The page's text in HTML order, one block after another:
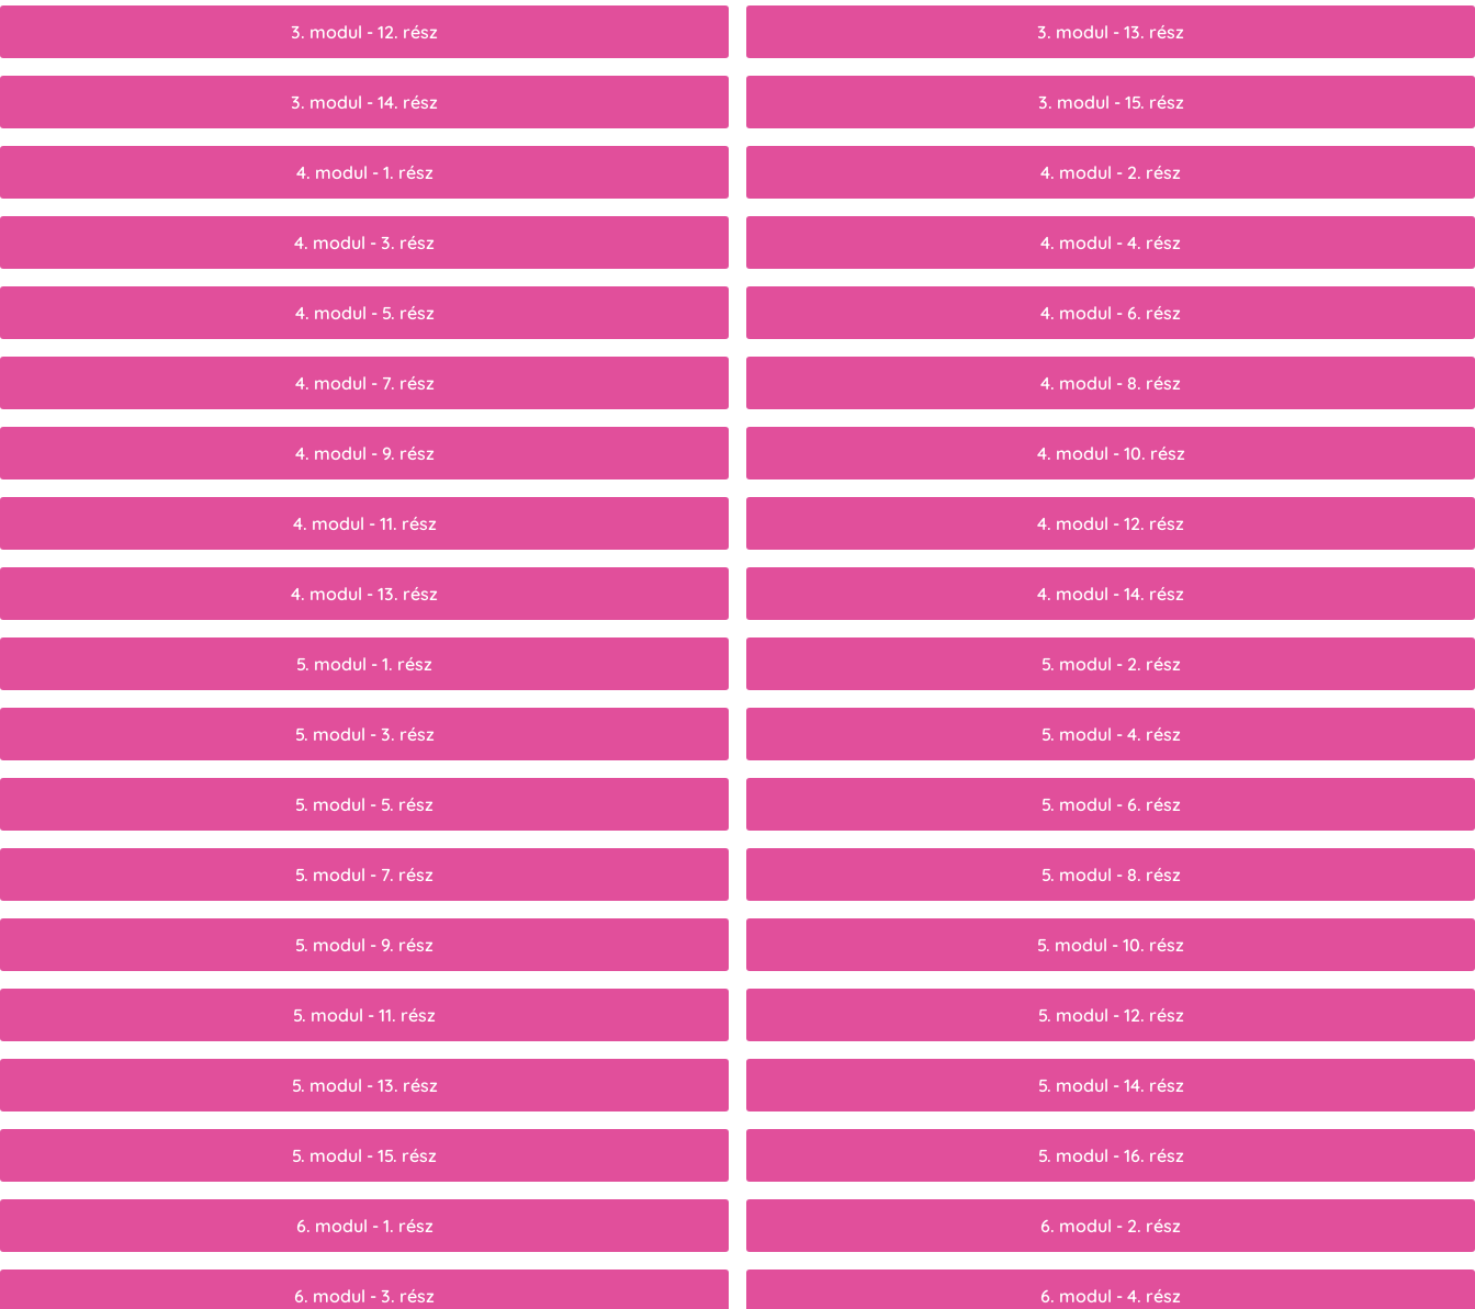
3. modul - 12. rész 3. modul - 13. rész
3. modul - 14. rész 3. modul - 15. rész
4. modul - 1. rész 4. modul - 2. rész
4. modul - 3. rész 4. modul - 4. rész
4. modul - 5. rész 4. modul - 6. rész
4. modul - 7. rész 4. modul - 8. rész
4. modul - 9. rész 4. modul - 10. rész
4. modul - 11. rész 4. modul - 12. rész
4. modul - 13. rész 4. modul - 14. rész
5. modul - 1. rész 5. modul - 2. rész
5. modul - 3. rész 5. modul - 4. rész
5. modul - 5. rész 5. modul - 6. rész
5. modul - 7. rész 5. modul - 8. rész
5. modul - 9. rész 5. modul - 10. rész
5. modul - 11. rész 5. modul - 12. rész
5. modul - 13. rész 5. modul - 14. rész
5. modul - 15. rész 5. modul - 16. rész
6. modul - 1. rész 6. modul - 2. rész
6. modul - 3. rész 6. modul - 4. rész